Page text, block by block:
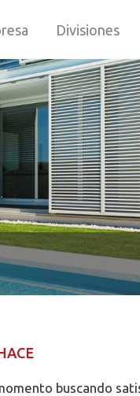
Divisiones
buscando